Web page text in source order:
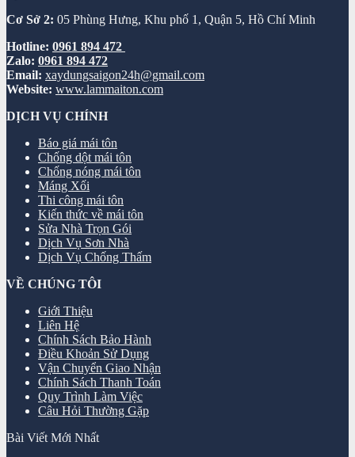
Cơ Sở 2: 05 Phùng Hưng, Khu phố 1, Quận 5, Hồ Chí Minh
Hotline: 0961 894 472
Zalo: 0961 894 472
Email: xaydungsaigon24h@gmail.com
Website: www.lammaiton.com
DỊCH VỤ CHÍNH
Báo giá mái tôn
Chống dột mái tôn
Chống nóng mái tôn
Máng Xối
Thi công mái tôn
Kiến thức về mái tôn
Sửa Nhà Trọn Gói
Dịch Vụ Sơn Nhà
Dịch Vụ Chống Thấm
VỀ CHÚNG TÔI
Giới Thiệu
Liên Hệ
Chính Sách Bảo Hành
Điều Khoản Sử Dụng
Vận Chuyển Giao Nhận
Chính Sách Thanh Toán
Quy Trình Làm Việc
Câu Hỏi Thường Gặp
Bài Viết Mới Nhất